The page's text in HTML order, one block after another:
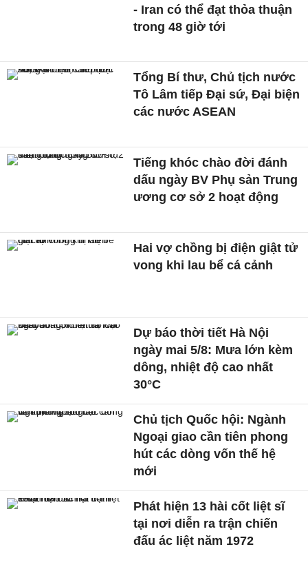
- Iran có thể đạt thỏa thuận
trong 48 giờ tới
Tổng Bí thư, Chủ tịch nước
Tô Lâm tiếp Đại sứ, Đại biện
các nước ASEAN
Tiếng khóc chào đời đánh
dấu ngày BV Phụ sản Trung
ương cơ sở 2 hoạt động
Hai vợ chồng bị điện giật tử
vong khi lau bể cá cảnh
Dự báo thời tiết Hà Nội
ngày mai 5/8: Mưa lớn kèm
dông, nhiệt độ cao nhất
30°C
Chủ tịch Quốc hội: Ngành
Ngoại giao cần tiên phong
hút các dòng vốn thế hệ
mới
Phát hiện 13 hài cốt liệt sĩ
tại nơi diễn ra trận chiến
đấu ác liệt năm 1972